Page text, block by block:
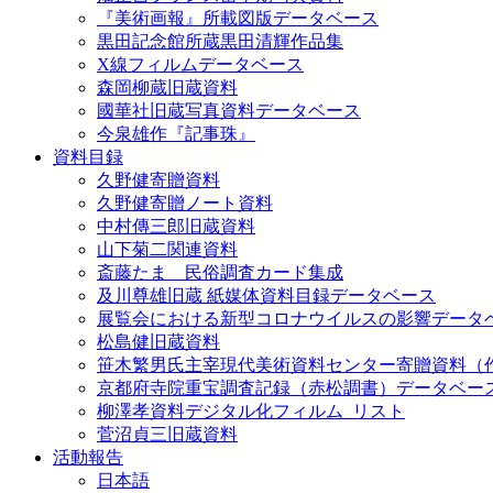
『美術画報』所載図版データベース
黒田記念館所蔵黒田清輝作品集
X線フィルムデータベース
森岡柳蔵旧蔵資料
國華社旧蔵写真資料データベース
今泉雄作『記事珠』
資料目録
久野健寄贈資料
久野健寄贈ノート資料
中村傳三郎旧蔵資料
山下菊二関連資料
斎藤たま 民俗調査カード集成
及川尊雄旧蔵 紙媒体資料目録データベース
展覧会における新型コロナウイルスの影響データ
松島健旧蔵資料
笹木繁男氏主宰現代美術資料センター寄贈資料（
京都府寺院重宝調査記録（赤松調書）データベー
柳澤孝資料デジタル化フィルム_リスト
菅沼貞三旧蔵資料
活動報告
日本語